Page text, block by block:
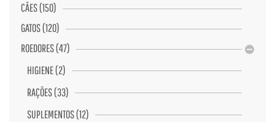
CÃES (150)
GATOS (120)
ROEDORES (47)
HIGIENE (2)
RAÇÕES (33)
SUPLEMENTOS (12)